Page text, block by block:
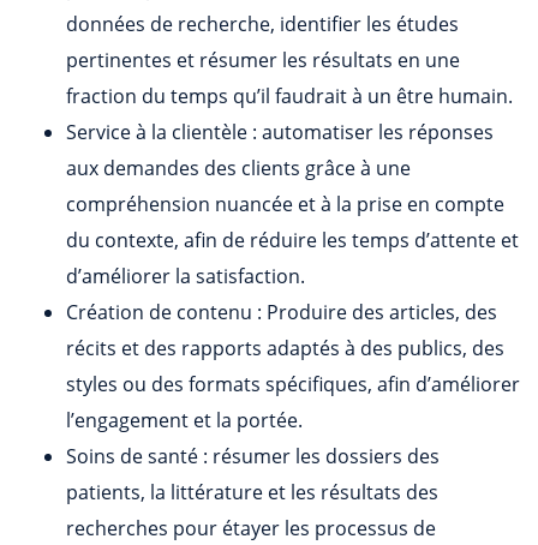
données de recherche, identifier les études
pertinentes et résumer les résultats en une
fraction du temps qu’il faudrait à un être humain.
Service à la clientèle : automatiser les réponses
aux demandes des clients grâce à une
compréhension nuancée et à la prise en compte
du contexte, afin de réduire les temps d’attente et
d’améliorer la satisfaction.
Création de contenu : Produire des articles, des
récits et des rapports adaptés à des publics, des
styles ou des formats spécifiques, afin d’améliorer
l’engagement et la portée.
Soins de santé : résumer les dossiers des
patients, la littérature et les résultats des
recherches pour étayer les processus de